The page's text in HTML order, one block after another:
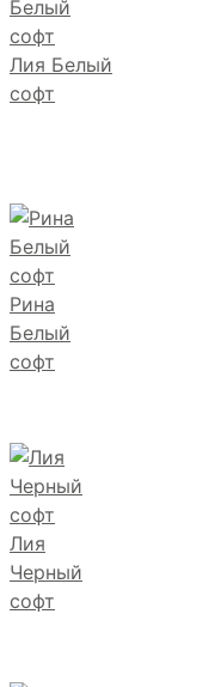
Лия Белый
софт
Рина
Белый
софт
Лия
Черный
софт